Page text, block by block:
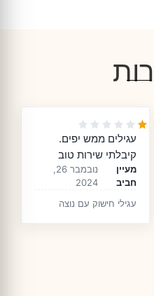
עגילים ממש יפים.
קיבלתי שירות טוב
מעיין
חביב
נובמבר 26,
2024
עגילי חישוק עם נוצה